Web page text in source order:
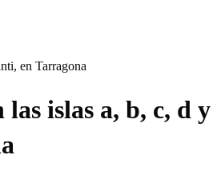
en Tarragona
islas a, b, c, d y